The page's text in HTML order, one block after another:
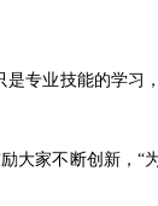
是专业技能的学习
大家不断创新，“